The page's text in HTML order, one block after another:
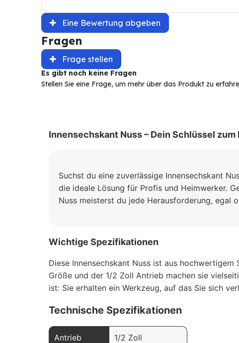
Eine Bewertung abgeben
Fragen
Frage stellen
Es gibt noch keine Fragen
Stellen Sie eine Frage, um mehr über das Produkt zu
Innensechskant Nuss – Dein Schlüssel zum
Suchst du eine zuverlässige Innensechskant
die ideale Lösung für Profis und Heimwerker.
Nuss meisterst du jede Herausforderung, egal
Wichtige Spezifikationen
Diese Innensechskant Nuss ist aus
Größe und der 1/2 Zoll Antrieb machen sie
ist: Sie erhalten ein Werkzeug, auf das Sie sich
Technische Spezifikationen
Antrieb 1/2 Zoll